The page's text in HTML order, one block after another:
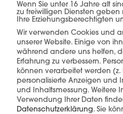
einer Hand.
mehr erfahren
Wenn Sie unter 16 Jahre alt
zu freiwilligen Diensten geben
Ihre Erziehungsberechtigten
Wir verwenden Cookies und
unserer Website. Einige von
während andere uns helfen,
Erfahrung zu verbessern.
können verarbeitet werden (z.
personalisierte Anzeigen und
und Inhaltsmessung. Weitere
Verwendung Ihrer Daten
Datenschutzerklärung. Sie